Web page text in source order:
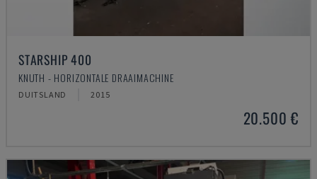
STARSHIP 400
KNUTH - HORIZONTALE DRAAIMACHINE
DUITSLAND 2015
20.500 €